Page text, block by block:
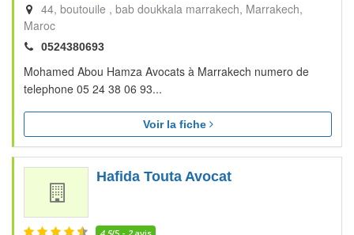
44, boutouile , bab doukkala marrakech Marrakech
Maroc
0524380693
Mohamed Abou Hamza Avocats à Marrakech numero de
telephone 05 24 38 06 93...
Voir la fiche
Hafida Touta Avocat